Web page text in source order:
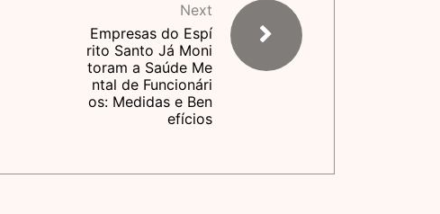
Next
Empresas do Espí
rito Santo Já Moni
toram a Saúde Me
ntal de Funcionári
os: Medidas e Ben
efícios